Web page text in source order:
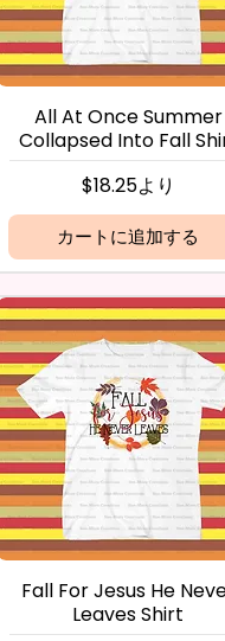
All At Once Summer
Collapsed Into Fall
$18.25より
セール価格
カートに追加する
Fall For Jesus He
Leaves Shirt